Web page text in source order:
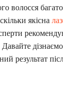
волосся
якісна
результат